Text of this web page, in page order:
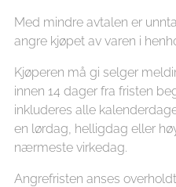
Med mindre avtalen er
angre kjøpet av varen i
Kjøperen må gi selger
innen 14 dager fra fristen
inkluderes alle
en lørdag, helligdag eller
nærmeste virkedag.
Angrefristen anses